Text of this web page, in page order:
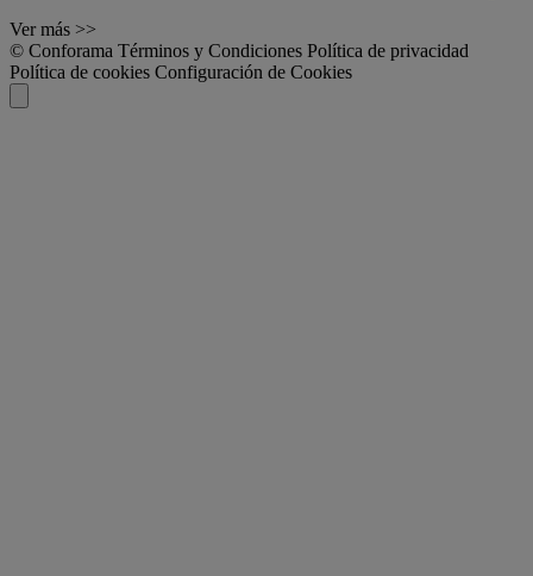
Ver más >>
© Conforama Términos y Condiciones Política de privacidad
Política de cookies Configuración de Cookies